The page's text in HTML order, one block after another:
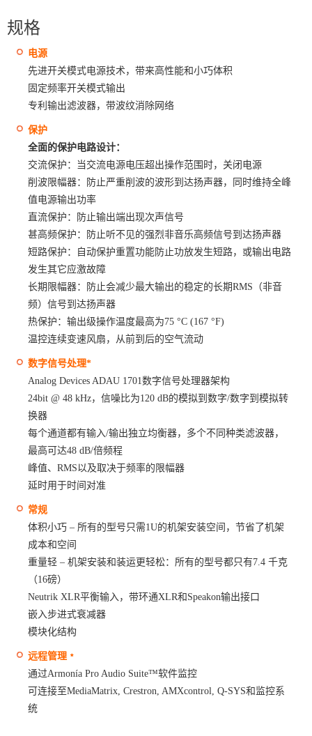
规格
电源
先进开关模式电源技术，带来高性能和小巧体积
固定频率开关模式输出
专利输出滤波器，带波纹消除网络
保护
全面的保护电路设计：
交流保护：当交流电源电压超出操作范围时，关闭电源
削波限幅器：防止严重削波的波形到达扬声器，同时维持全峰
值电源输出功率
直流保护：防止输出端出现次声信号
甚高频保护：防止听不见的强烈非音乐高频信号到达扬声器
短路保护：自动保护重置功能防止功放发生短路，或输出电路
发生其它应激故障
长期限幅器：防止会减少最大输出的稳定的长期RMS（非音
频）信号到达扬声器
热保护：输出级操作温度最高为75 °C (167 °F)
温控连续变速风扇，从前到后的空气流动
数字信号处理*
Analog Devices ADAU 1701数字信号处理器架构
24bit @ 48 kHz，信噪比为120 dB的模拟到数字/数字到模拟转
换器
每个通道都有输入/输出独立均衡器，多个不同种类滤波器，
最高可达48 dB/倍频程
峰值、RMS以及取决于频率的限幅器
延时用于时间对准
常规
体积小巧 – 所有的型号只需1U的机架安装空间，节省了机架
成本和空间
重量轻 – 机架安装和装运更轻松：所有的型号都只有7.4 千克
（16磅）
Neutrik XLR平衡输入，带环通XLR和Speakon输出接口
嵌入步进式衰减器
模块化结构
远程管理﹡
通过Armonía Pro Audio Suite™软件监控
可连接至MediaMatrix, Crestron, AMXcontrol, Q-SYS和监控系
统